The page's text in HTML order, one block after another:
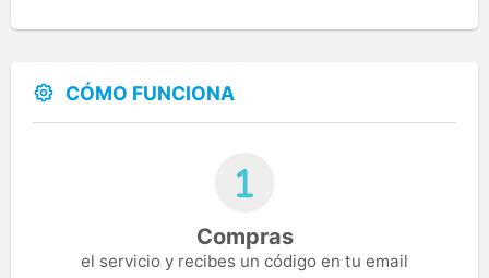
CÓMO FUNCIONA
Compras
el servicio y recibes un código en tu email